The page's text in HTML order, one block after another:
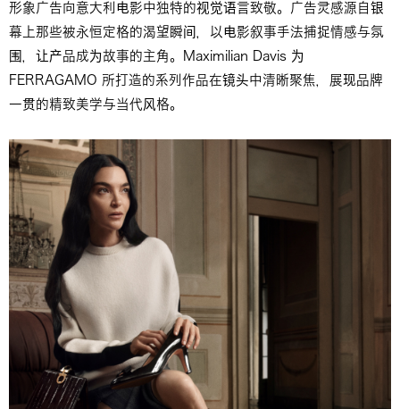
形象广告向意大利电影中独特的视觉语言致敬。广告灵感源自银
幕上那些被永恒定格的渴望瞬间，以电影叙事手法捕捉情感与氛
围，让产品成为故事的主角。Maximilian Davis 为
FERRAGAMO 所打造的系列作品在镜头中清晰聚焦，展现品牌
一贯的精致美学与当代风格。